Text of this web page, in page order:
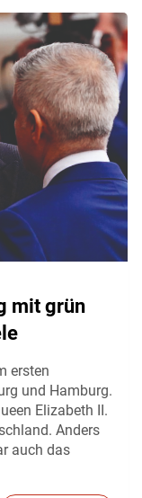
mit grün
ersten
und Hamburg.
Elizabeth II.
Anders
auch das